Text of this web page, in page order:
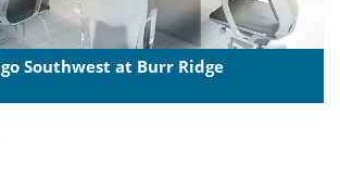
Southwest at Burr Ridge